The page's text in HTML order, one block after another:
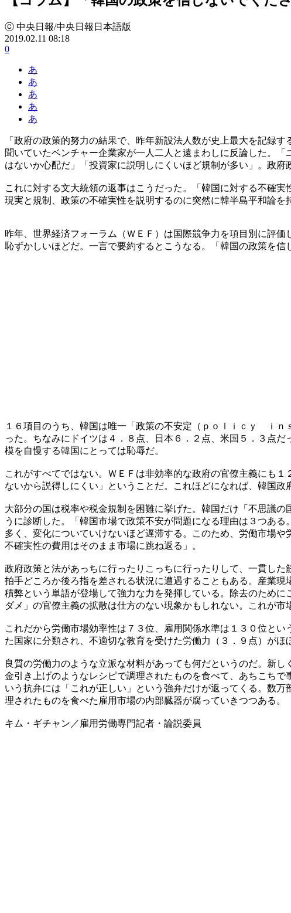
ⓒ 中央日報/中央日報日本語版
2019.02.11 08:18
0
あ
あ
あ
あ
あ
「政府の政策的努力の結果で、昨年新設法人数が史上最大を記録
聞いていたベンチャー企業家が一人二人と遠まわしに反論した。
はないか心配だ」「投資家に説明しにくいほど規制が多い」。政
これに対する文大統領の返事はこうだった。「韓国に対する不確
現実と規制、政策の不確実性を説明するのに突然に韓半島平和論を
昨年、世界経済フォーラム（ＷＥＦ）は国際競争力を項目別に評
恥ずかしいほどだ。一言で要約するとこうなる。「韓国の政策を信
１６項目のうち、韓国は唯一「政策の不安定（ｐｏｌｉｃｙ ｉ
った。ちなみにドイツは４．８点、日本６．２点、米国５．３点
模を自慢する韓国にとっては恥辱だ。
これがすべてではない。ＷＥＦは非効率的な政府の官僚主義にも
ないから説得しにくい」ということだ。これほどになれば、韓国
大部分の国は税率や税金規制を困難に挙げた。韓国だけ「不思議
うに診断した。「韓国市場で政策不安が問題になる理由は３つあ
多く、変化についていけないほど遅滞する。このため、労働市場
不確実性の費用はそのまま市場に跳ね返る」。
政府政策と法があっちに行ったりこっちに行ったりして、一貫し
拍手どころか後ろ指を差される状況に遭遇することもある。産業
積弊という単語が登場して強力な力を発揮している。除去のため
ダメ」の官僚主義の拡散は仕方のない現象かもしれない。これが市
これだから労働市場効率性は７３位、雇用関係水準は１３０位と
た国家に分類され、不適切な教育を受けた労働力（３．９点）がほ
良質の労働力のような立派な材料があっても何だというのだ。新
金引き上げのようなレシピで調理されたものを食べて、あちこち
いう抗弁には「これが正しい」という強弁だけが返ってくる。数
理されたものを食べた雇用市場の内部臓器が腐っていきつつある。
キム・ギチャン／雇用労働専門記者・論説委員